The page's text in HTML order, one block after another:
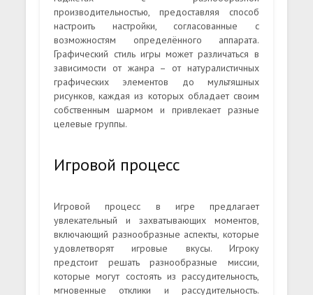
производительностью, предоставляя способ
настроить настройки, согласованные с
возможностям определённого аппарата.
Графический стиль игры может различаться в
зависимости от жанра – от натуралистичных
графических элементов до мультяшных
рисунков, каждая из которых обладает своим
собственным шармом и привлекает разные
целевые группы.
Игровой процесс
Игровой процесс в игре предлагает
увлекательный и захватывающих моментов,
включающий разнообразные аспекты, которые
удовлетворят игровые вкусы. Игроку
предстоит решать разнообразные миссии,
которые могут состоять из рассудительность,
мгновенные отклики и рассудительность.